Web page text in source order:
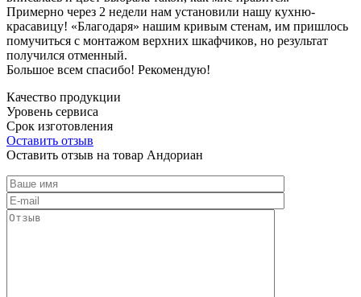
Примерно через 2 недели нам установили нашу кухню-
красавицу! «Благодаря» нашим кривым стенам, им пришлось
помучиться с монтажом верхних шкафчиков, но результат
получился отменный.
Большое всем спасибо! Рекомендую!
Качество продукции
Уровень сервиса
Срок изготовления
Оставить отзыв
Оставить отзыв на товар Андориан